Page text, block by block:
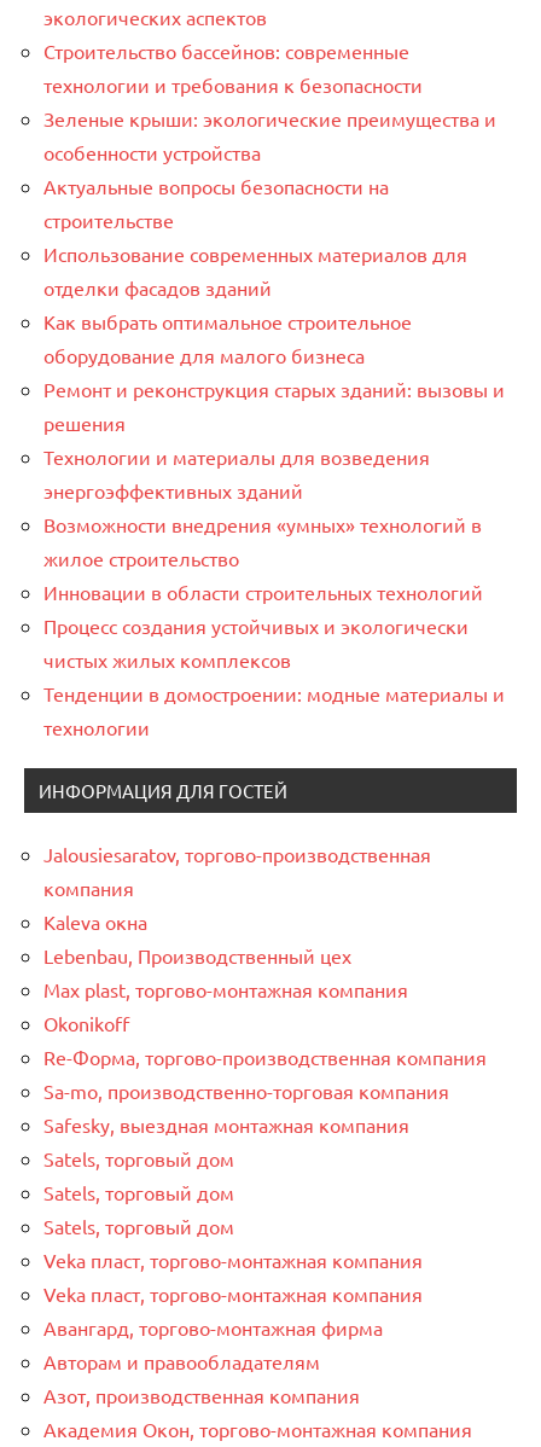
экологических аспектов
Строительство бассейнов: современные
технологии и требования к безопасности
Зеленые крыши: экологические преимущества и
особенности устройства
Актуальные вопросы безопасности на
строительстве
Использование современных материалов для
отделки фасадов зданий
Как выбрать оптимальное строительное
оборудование для малого бизнеса
Ремонт и реконструкция старых зданий: вызовы и
решения
Технологии и материалы для возведения
энергоэффективных зданий
Возможности внедрения «умных» технологий в
жилое строительство
Инновации в области строительных технологий
Процесс создания устойчивых и экологически
чистых жилых комплексов
Тенденции в домостроении: модные материалы и
технологии
ИНФОРМАЦИЯ ДЛЯ ГОСТЕЙ
Jalousiesaratov, торгово-производственная
компания
Kaleva окна
Lebenbau, Производственный цех
Max plast, торгово-монтажная компания
Okonikoff
Re-Форма, торгово-производственная компания
Sa-mo, производственно-торговая компания
Safesky, выездная монтажная компания
Satels, торговый дом
Satels, торговый дом
Satels, торговый дом
Veka пласт, торгово-монтажная компания
Veka пласт, торгово-монтажная компания
Авангард, торгово-монтажная фирма
Авторам и правообладателям
Азот, производственная компания
Академия Окон, торгово-монтажная компания